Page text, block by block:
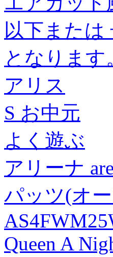
以下または
となります
アリス
S お中元
よく遊ぶ
アリーナ
パッツ(オ
Queen A